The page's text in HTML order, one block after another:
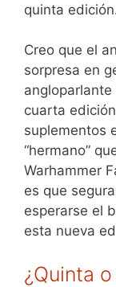
quinta
Creo que el
sorpresa en
cuarta
suplementos
“hermano”
Warhammer
es que
esperarse el
esta nueva
¿Quinta